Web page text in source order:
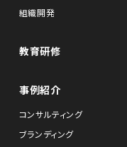
組織開発
教育研修
事例紹介
コンサルティング
ブランディング